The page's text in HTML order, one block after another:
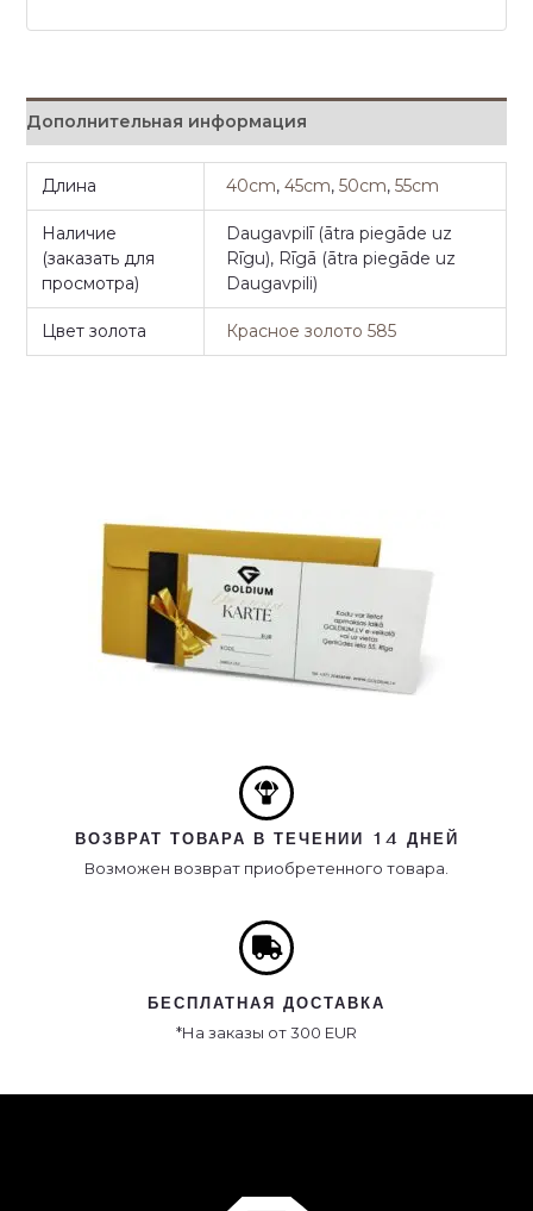
Дополнительная информация
Длина 40cm,45cm,50cm,55cm
Наличие
(заказать для
просмотра)
Daugavpilī (ātra piegāde uz
Rīgu), Rīgā (ātra piegāde uz
Daugavpili)
Цвет золота Красное золото 585
ВОЗВРАТ ТОВАРА В ТЕЧЕНИИ 14 ДНЕЙ
Возможен возврат приобретенного товара.
БЕСПЛАТНАЯ ДОСТАВКА
*На заказы от 300 EUR